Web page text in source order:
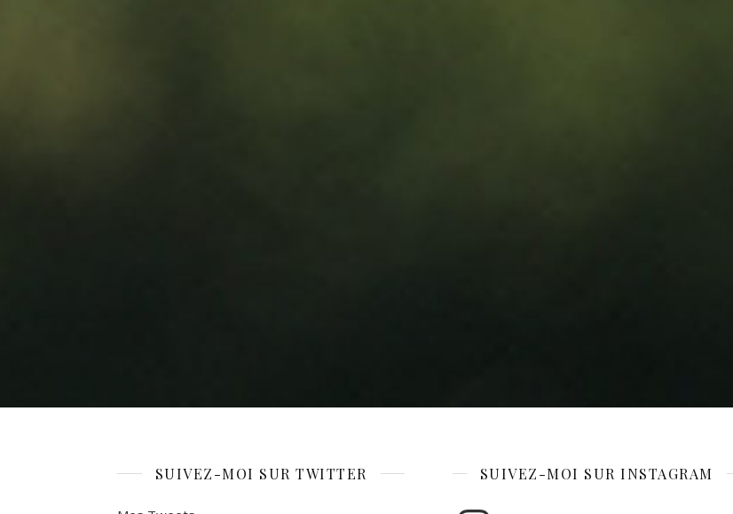
SUIVEZ-MOI SUR TWITTER SUIVEZ-MOI SUR INSTAGRAM
Instagram